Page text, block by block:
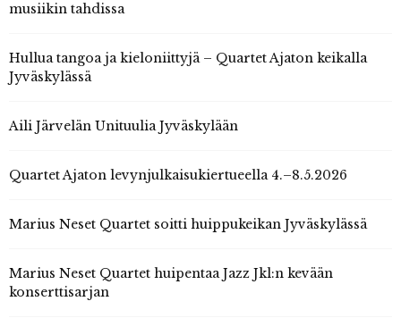
musiikin tahdissa
Hullua tangoa ja kieloniittyjä – Quartet Ajaton keikalla
Jyväskylässä
Aili Järvelän Unituulia Jyväskylään
Quartet Ajaton levynjulkaisukiertueella 4.–8.5.2026
Marius Neset Quartet soitti huippukeikan Jyväskylässä
Marius Neset Quartet huipentaa Jazz Jkl:n kevään
konserttisarjan